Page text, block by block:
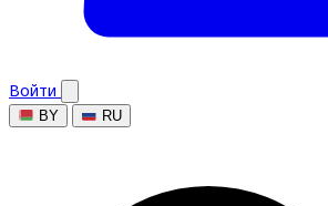
Войти
BY RU